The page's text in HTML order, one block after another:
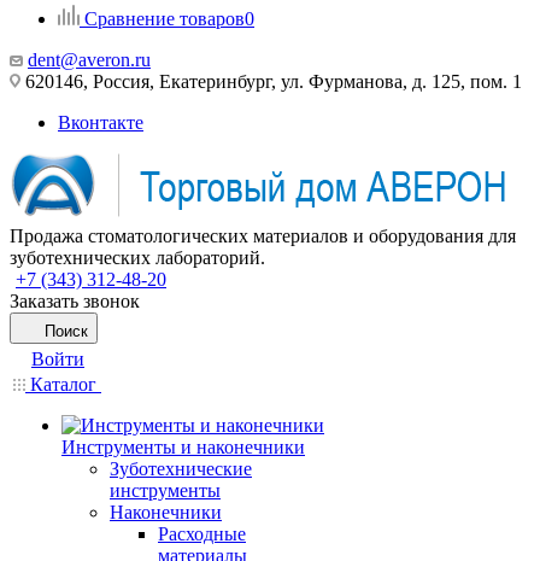
Сравнение товаров0
dent@averon.ru
620146, Россия, Екатеринбург, ул. Фурманова, д. 125, пом. 1
Вконтакте
Продажа стоматологических материалов и оборудования для
зуботехнических лабораторий.
+7 (343) 312-48-20
Заказать звонок
Поиск
Войти
Каталог
Инструменты и наконечники
Зуботехнические
инструменты
Наконечники
Расходные
материалы